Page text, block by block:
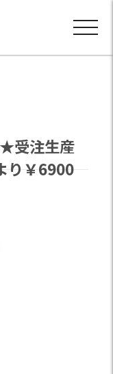
受注生産
り￥6900